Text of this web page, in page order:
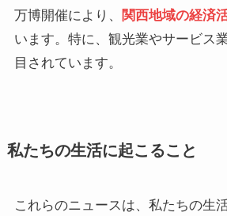
万博開催により、 関西地域の経済
います。​特に、観光業やサービス
目されています。
私たちの生活に起こること
これらのニュースは、私たちの生